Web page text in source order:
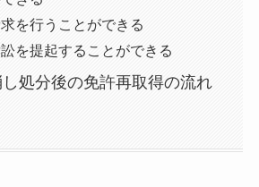
を行うことができる
を提起することができる
処分後の免許再取得の流れ